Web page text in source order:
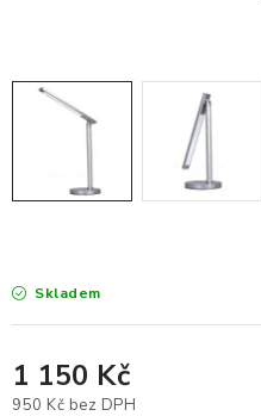
ZDRAVOTNICKÉ POMŮCKY
PODSTAVCE POD MONITOR
DRŽÁKY NA TABLET - MOBIL
Skladem
1 150 Kč
950 Kč bez DPH